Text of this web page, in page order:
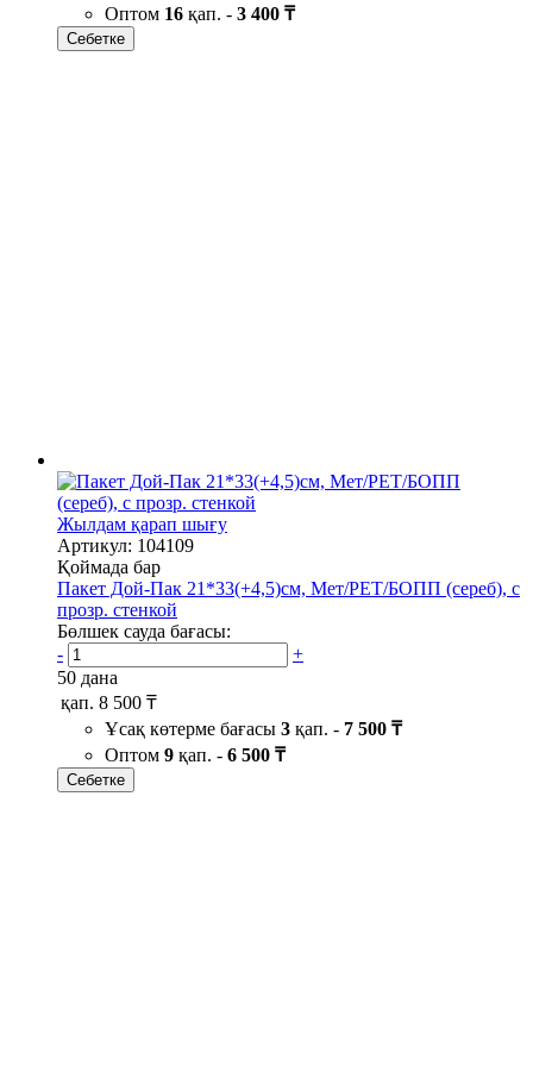
Оптом 16 қап. - 3 400 ₸
Себетке
Жылдам қарап шығу
Артикул: 104109
Қоймада бар
Пакет Дой-Пак 21*33(+4,5)см, Мет/PET/БОПП (сереб), с
прозр. стенкой
Бөлшек сауда бағасы:
-
+
50 дана
қап. 8 500 ₸
Ұсақ көтерме бағасы 3 қап. - 7 500 ₸
Оптом 9 қап. - 6 500 ₸
Себетке